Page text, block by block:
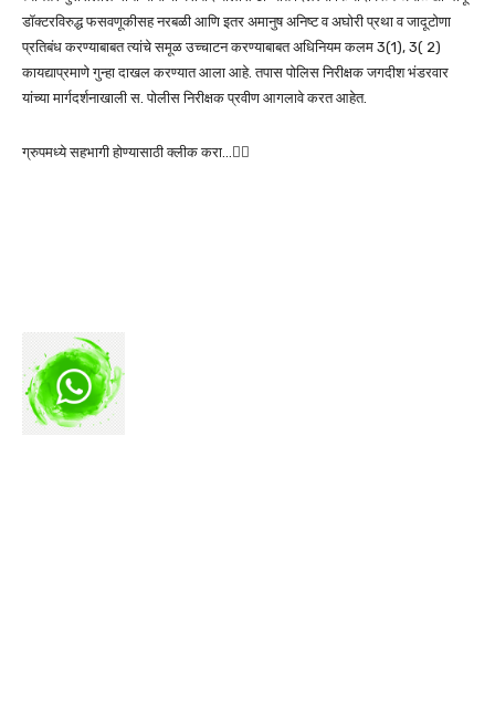
डॉक्टरविरुद्ध फसवणूकीसह नरबळी आणि इतर अमानुष अनिष्ट व अघोरी प्रथा व जादूटोणा
प्रतिबंध करण्याबाबत त्यांचे समूळ उच्चाटन करण्याबाबत अधिनियम कलम 3(1), 3( 2)
कायद्याप्रमाणे गुन्हा दाखल करण्यात आला आहे. तपास पोलिस निरीक्षक जगदीश भंडरवार
यांच्या मार्गदर्शनाखाली स. पोलीस निरीक्षक प्रवीण आगलावे करत आहेत.
ग्रुपमध्ये सहभागी होण्यासाठी क्लीक करा…👆🏻